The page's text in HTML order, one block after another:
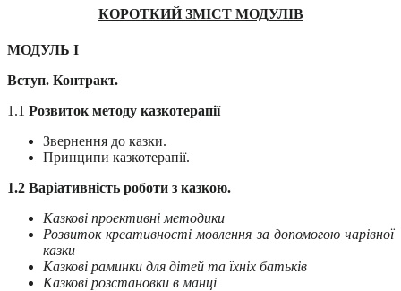
КОРОТКИЙ ЗМІСТ МОДУЛІВ
МОДУЛЬ I
Вступ. Контракт.
1.1 Розвиток методу казкотерапії
Звернення до казки.
Принципи казкотерапії.
1.2 Варіативність роботи з казкою.
Казкові проективні методики
Розвиток креативності мовлення за допомогою чарівної
казки
Казкові раминки для дітей та їхніх батьків
Казкові розстановки в манці